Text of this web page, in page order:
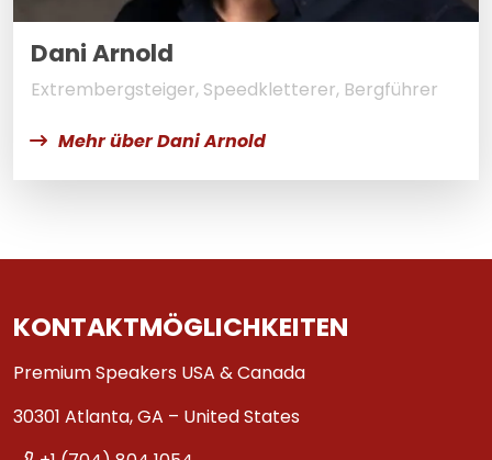
Dani Arnold
Extrembergsteiger, Speedkletterer, Bergführer
Mehr über Dani Arnold
KONTAKTMÖGLICHKEITEN
Premium Speakers USA & Canada
30301 Atlanta, GA – United States